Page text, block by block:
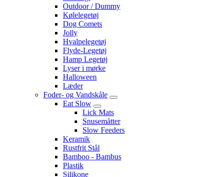
Outdoor / Dummy
Kølelegetøj
Dog Comets
Jolly
Hvalpelegetøj
Flyde-Legetøj
Hamp Legetøj
Lyser i mørke
Halloween
Læder
Foder- og Vandskåle
Eat Slow
Lick Mats
Snusemåtter
Slow Feeders
Keramik
Rustfrit Stål
Bamboo - Bambus
Plastik
Silikone